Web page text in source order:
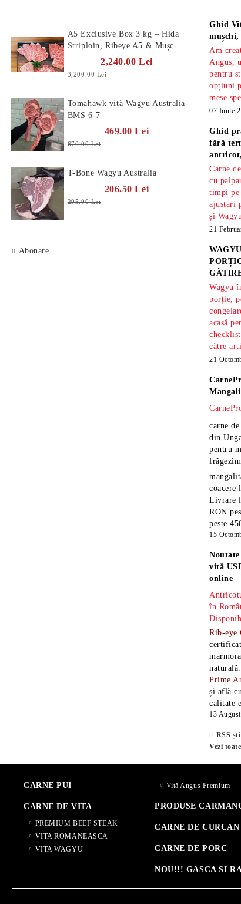
A5 Exclusive Box 3 kg – Hida
Striploin, Ribeye A5 & Mușchi
2,240.00 Lei
3,200.00 Lei
Tomahawk vită Wagyu Australia
BMS 6-7
469.00 Lei
670.00 Lei
T-Bone Wagyu Australia
206.50 Lei
295.00 Lei
Abonare
Ghid
Am
Angus,
pentru
opțiuni
mese
07 Iunie
Ghid
fără
Carne
cu
timpi pe
ajustări
și
21
Wagyu
porție,
acasă
către
21
carne
din
pentru
coacere
Livrare
RON
peste
15
vită
online
în
Rib-eye
Prime
și află
calitate
13
RSS
Vezi
CARNE PUI
CARNE DE VITA
PREMIUM BEEF STEAK
VITA ROMANEASCA
VITA WAGYU
Vită Angus Premium
PRODUSE
CARNE DE CURCAN
CARNE DE PORC
NOU!!! GASCA SI